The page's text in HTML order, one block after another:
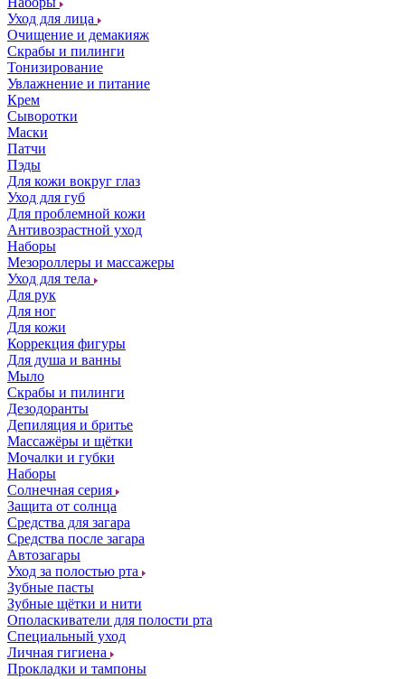
Уход для лица
Очищение и демакияж
Скрабы и пилинги
Тонизирование
Увлажнение и питание
Крем
Сыворотки
Маски
Патчи
Пэды
Для кожи вокруг глаз
Уход для губ
Для проблемной кожи
Антивозрастной уход
Наборы
Мезороллеры и массажеры
Уход для тела
Для рук
Для ног
Для кожи
Коррекция фигуры
Для душа и ванны
Мыло
Скрабы и пилинги
Дезодоранты
Депиляция и бритье
Массажёры и щётки
Мочалки и губки
Наборы
Солнечная серия
Защита от солнца
Средства для загара
Средства после загара
Автозагары
Уход за полостью рта
Зубные пасты
Зубные щётки и нити
Ополаскиватели для полости рта
Специальный уход
Личная гигиена
Прокладки и тампоны